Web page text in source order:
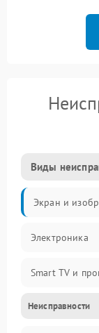
Виды
Экран и
Электроника
Smart TV и
Питание и
Неисправности